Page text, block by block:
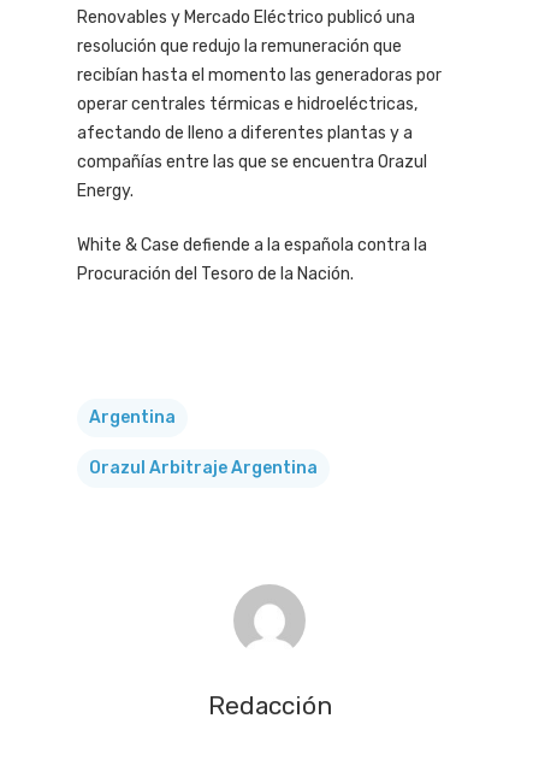
Renovables y Mercado Eléctrico publicó una
resolución que redujo la remuneración que
recibían hasta el momento las generadoras por
operar centrales térmicas e hidroeléctricas,
afectando de lleno a diferentes plantas y a
compañías entre las que se encuentra Orazul
Energy.
White & Case defiende a la española contra la
Procuración del Tesoro de la Nación.
Argentina
Orazul Arbitraje Argentina
Redacción